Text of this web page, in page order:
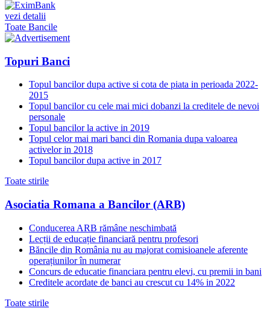
vezi detalii
Toate Bancile
Topuri Banci
Topul bancilor dupa active si cota de piata in perioada 2022-
2015
Topul bancilor cu cele mai mici dobanzi la creditele de nevoi
personale
Topul bancilor la active in 2019
Topul celor mai mari banci din Romania dupa valoarea
activelor in 2018
Topul bancilor dupa active in 2017
Toate stirile
Asociatia Romana a Bancilor (ARB)
Conducerea ARB rămâne neschimbată
Lecții de educație financiară pentru profesori
Băncile din România nu au majorat comisioanele aferente
operațiunilor în numerar
Concurs de educatie financiara pentru elevi, cu premii in bani
Creditele acordate de banci au crescut cu 14% in 2022
Toate stirile